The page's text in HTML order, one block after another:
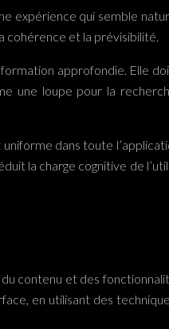
expérience qui semble
cohérence et la prévisibilité.
approfondie. Elle
une loupe pour la
dans toute
la charge cognitive de
contenu et des
en utilisant des